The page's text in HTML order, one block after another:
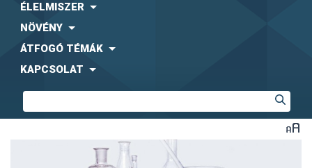
ÉLELMISZER
NÖVÉNY
ÁTFOGÓ TÉMÁK
KAPCSOLAT